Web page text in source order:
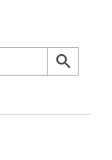
search